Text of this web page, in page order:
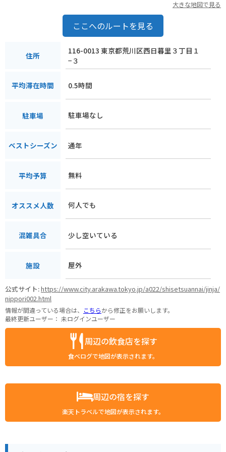
大きな地図で見る
ここへのルートを見る
住所
116-0013 東京都荒川区西日暮里３丁目１
−３
平均滞在時間 0.5時間
駐車場 駐車場なし
ベストシーズン 通年
平均予算 無料
オススメ人数 何人でも
混雑具合 少し空いている
施設 屋外
公式サイト:https://www.city.arakawa.tokyo.jp/a022/shisetsuannai/jinja/
nippori002.html
情報が間違っている場合は、 こちらから修正をお願いします。
最終更新ユーザー： 未ログインユーザー
周辺の飲食店を探す
食べログで地図が表示されます。
周辺の宿を探す
楽天トラベルで地図が表示されます。